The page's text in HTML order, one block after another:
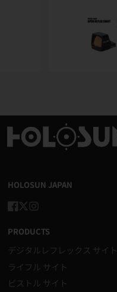
HOLOSUN JAPAN
PRODUCTS
デジタルレフレックス サイト
ライフル サイト
ピストル サイト